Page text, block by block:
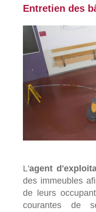
Entretien des
L'agent
des immeubles
de leurs
courantes de